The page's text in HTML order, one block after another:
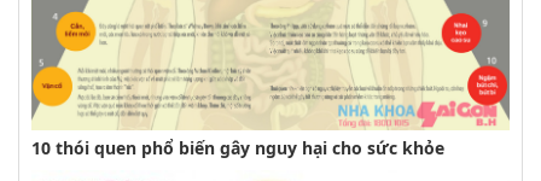
10 thói quen phổ biến gây nguy hại cho sức khỏe